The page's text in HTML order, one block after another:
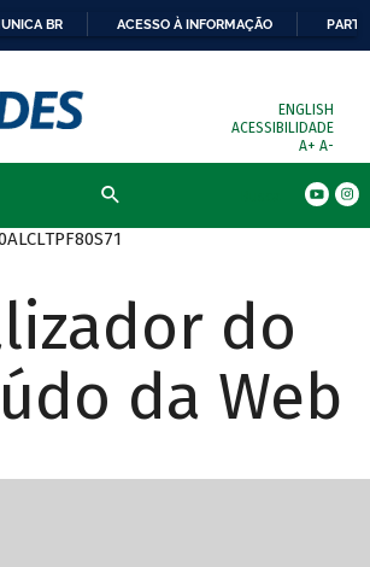
BR ACESSO À INFORMAÇÃO
ENGLISH
ACESSIBILIDADE
A+ A-
do
da Web